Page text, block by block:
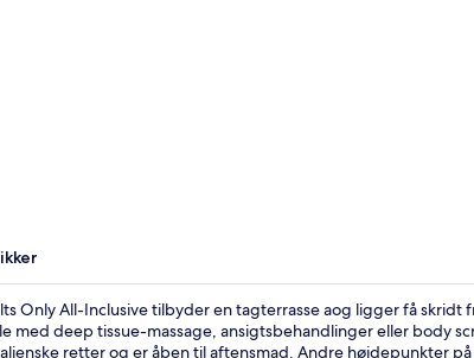
Only All-Inclusive tilbyder en tagterrasse aog ligger få skridt
med deep tissue-massage, ansigtsbehandlinger eller body
retter og er åben til aftensmad. Andre højdepunkter